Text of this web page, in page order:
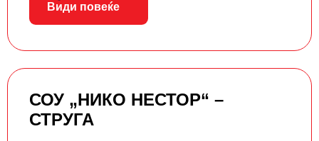
Види повеќе
СОУ „НИКО НЕСТОР“ –
СТРУГА